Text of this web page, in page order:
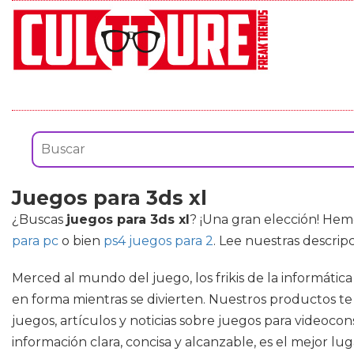
Juegos para 3ds xl
¿Buscas juegos para 3ds xl? ¡Una gran elección!
para pc o bien ps4 juegos para 2. Lee nuestras
Merced al mundo del juego, los frikis de la
en forma mientras se divierten. Nuestros productos
juegos, artículos y noticias sobre juegos para
información clara, concisa y alcanzable, es el mejor